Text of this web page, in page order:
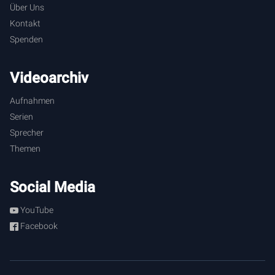
Über Uns
Kontakt
Spenden
Videoarchiv
Aufnahmen
Serien
Sprecher
Themen
Social Media
YouTube
Facebook